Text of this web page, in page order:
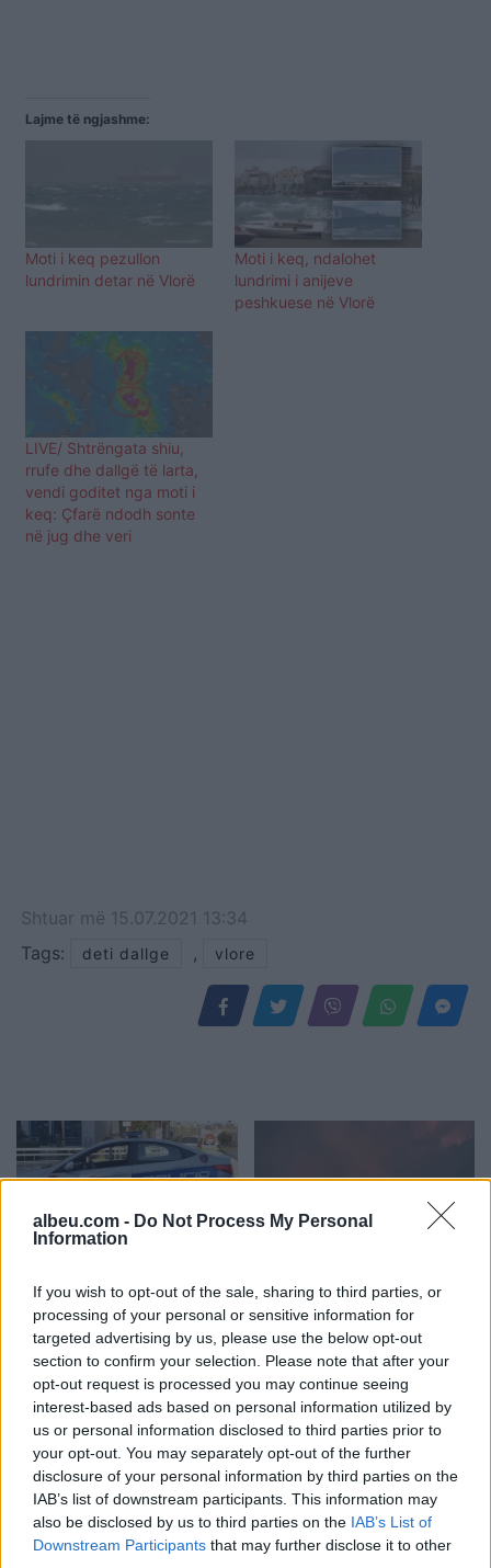
albeu.com - Do Not Process My Personal
Information
If you wish to opt-out of the sale, sharing to third parties, or
processing of your personal or sensitive information for
targeted advertising by us, please use the below opt-out
section to confirm your selection. Please note that after your
opt-out request is processed you may continue seeing
interest-based ads based on personal information utilized by
us or personal information disclosed to third parties prior to
your opt-out. You may separately opt-out of the further
disclosure of your personal information by third parties on the
IAB’s list of downstream participants. This information may
also be disclosed by us to third parties on the IAB’s List of
Downstream Participants that may further disclose it to other
Lajme të ngjashme:
Moti i keq pezullon
lundrimin detar në Vlorë
Moti i keq, ndalohet
lundrimi i anijeve
peshkuese në Vlorë
LIVE/ Shtrëngata shiu,
rrufe dhe dallgë të larta,
vendi goditet nga moti i
keq: Çfarë ndodh sonte
në jug dhe veri
Shtuar më 15.07.2021 13:34
Tags:
deti dallge , vlore
për dosjen e inceneratorit
të Tiranës, arrestohet
Renardo Nallbani në
Palasë
Krujë, ndezi zjarr për të
djegur barin dhe flakët u
përhapën drejt malit
Zjarri në Krujë përhapet
më tej, evakuohen
Arrestohet pranë banesës
i dyshuari për vrasjen e